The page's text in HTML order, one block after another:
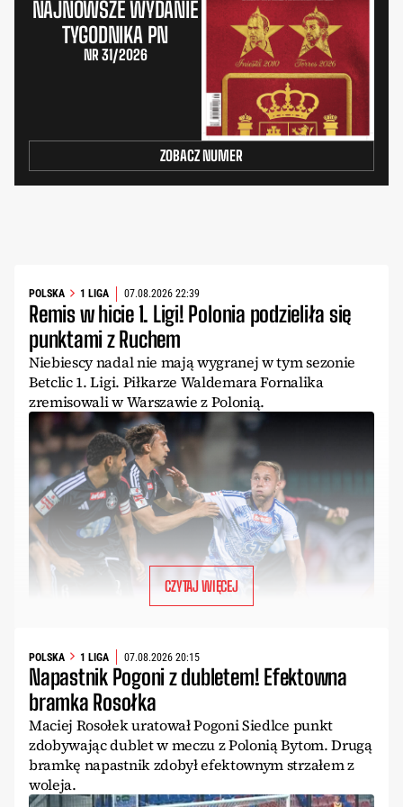
NAJNOWSZE WYDANIE
TYGODNIKA PN
NR 31/2026
ZOBACZ NUMER
POLSKA 1 LIGA 07.08.2026 22:39
Remis w hicie 1. Ligi! Polonia podzieliła się
punktami z Ruchem
Niebiescy nadal nie mają wygranej w tym sezonie
Betclic 1. Ligi. Piłkarze Waldemara Fornalika
zremisowali w Warszawie z Polonią.
CZYTAJ WIĘCEJ
POLSKA 1 LIGA 07.08.2026 20:15
Napastnik Pogoni z dubletem! Efektowna
bramka Rosołka
Maciej Rosołek uratował Pogoni Siedlce punkt
zdobywając dublet w meczu z Polonią Bytom. Drugą
bramkę napastnik zdobył efektownym strzałem z
woleja.